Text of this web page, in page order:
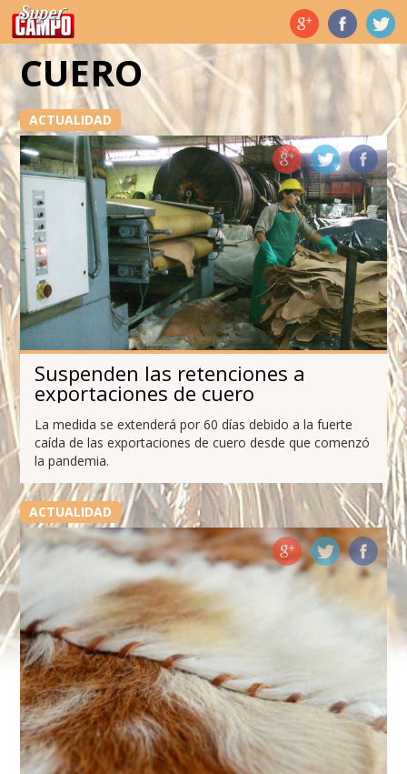
Temas de hoy
CUERO
ACTUALIDAD
Suspenden las retenciones a
exportaciones de cuero
La medida se extenderá por 60 días debido a la fuerte
caída de las exportaciones de cuero desde que comenzó
la pandemia.
ACTUALIDAD